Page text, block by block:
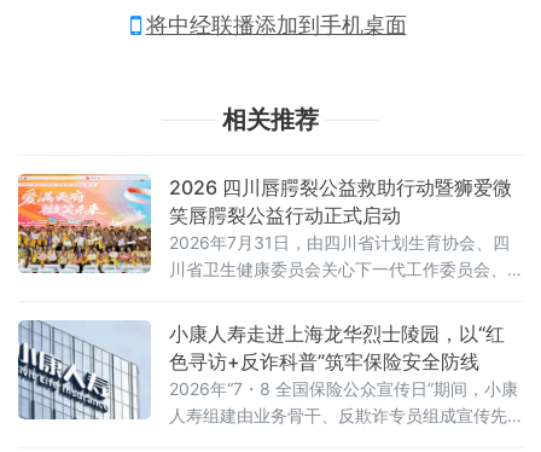
将中经联播添加到手机桌面
相关推荐
2026 四川唇腭裂公益救助行动暨狮爱微
笑唇腭裂公益行动正式启动
2026年7月31日，由四川省计划生育协会、四
川省卫生健康委员会关心下一代工作委员会、
会、逸杰国际慈善基金会、首都医科大学附属
北京安贞医院南充医院・南充市中心医院联合
中国狮子联会浙江代表处等爱心机构共同主办
的 "2026 四川唇腭裂公益救助行动暨狮爱微笑
唇腭裂公益行动" 启动仪式在南充隆重举行。
小康人寿走进上海龙华烈士陵园，以“红
色寻访+反诈科普”筑牢保险安全防线
2026年“7・8 全国保险公众宣传日”期间，小康
人寿组建由业务骨干、反欺诈专员组成宣传先